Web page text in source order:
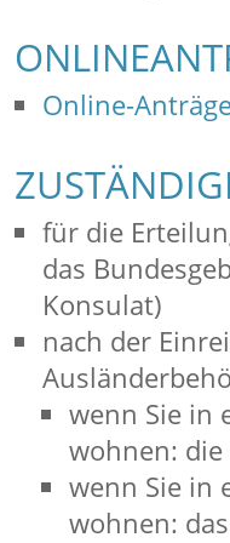
Online-
für die
das
Konsulat)
nach der
wenn Sie in
wohnen:
wenn Sie in
wohnen: